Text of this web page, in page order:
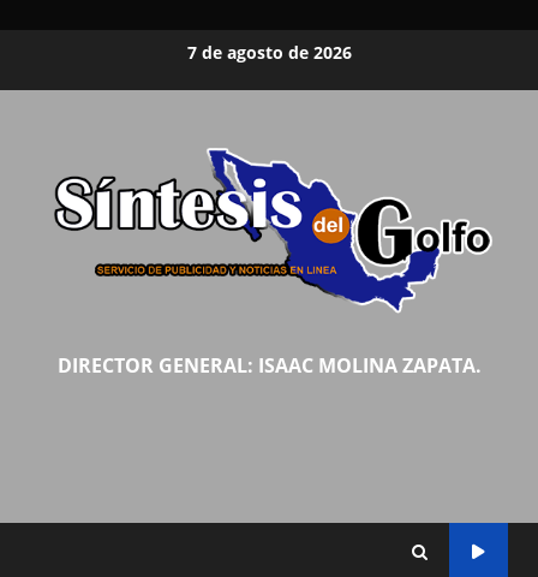
7 de agosto de 2026
DIRECTOR GENERAL: ISAAC MOLINA ZAPATA.